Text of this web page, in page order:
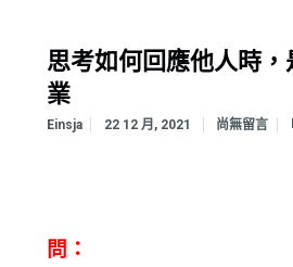
思考如何回應他人時
業
Einsja 22 12 月, 2021 尚無留言
問：